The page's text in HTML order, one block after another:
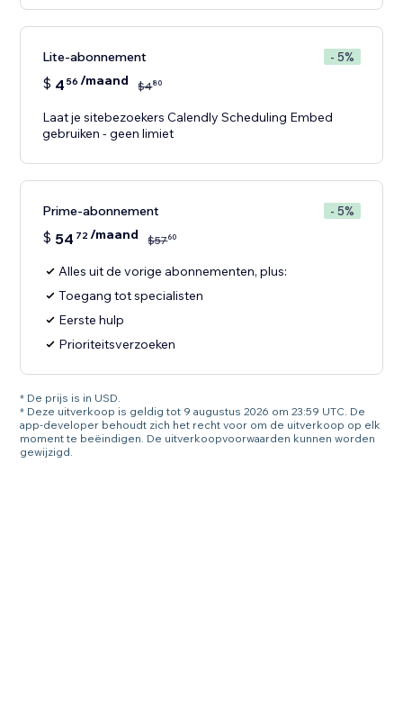
Lite-abonnement - 5%
$ 4 56 /maand $480
Laat je sitebezoekers Calendly Scheduling Embed
gebruiken - geen limiet
Prime-abonnement - 5%
$ 54 72/maand $5760
Alles uit de vorige abonnementen, plus:
Toegang tot specialisten
Eerste hulp
Prioriteitsverzoeken
* De prijs is in USD.
* Deze uitverkoop is geldig tot 9 augustus 2026 om 23:59 UTC. De
app-developer behoudt zich het recht voor om de uitverkoop op elk
moment te beëindigen. De uitverkoopvoorwaarden kunnen worden
gewijzigd.